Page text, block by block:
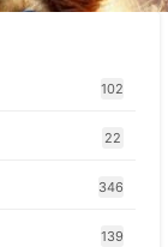
102
22
346
139